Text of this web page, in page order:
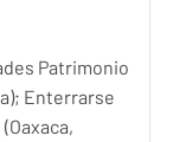
Patrimonio
Enterrarse